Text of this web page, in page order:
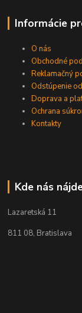
Informácie
O nás
Obchodné
Reklamačný
Odstúpenie
Doprava a
Ochrana
Kontakty
Kde nás
Lazaretská 11
811 08, Bratislava